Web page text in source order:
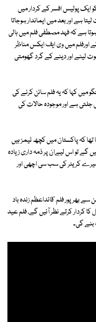
ایک پولیس افسر کے کردار میں
ہے اور بعد میں ایماندار ہوجاتا
ہے کہ فہد مصطفی فلم میں ہالی
اورفلم میں وی ایف ایکس مناظر
لینے اور دینے کے گرد گھومتی
میں کہا کہ یہ فلم سائن کرنے کی
ہے اور موجودہ حالات کی
کہ پاکستان میں کچھ ٹیمز ہیں
گے تو اس لیےان پر ذمہ داری زیادہ
میرے کریئر کی سب سی اچھی اور
بھرپور فلم 'قائداعظم زندہ باد
کردار کرتے نظر آئیں گے، فلم عید
بنے گی۔